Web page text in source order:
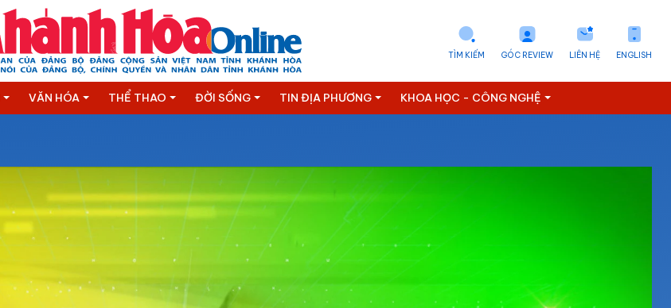
ENGLISH
LIÊN HỆ
GÓC REVIEW
TÌM KIẾM
VĂN HÓA THỂ THAO ĐỜI SỐNG TIN ĐỊA PHƯƠNG KHOA HỌC - CÔNG NGHỆ